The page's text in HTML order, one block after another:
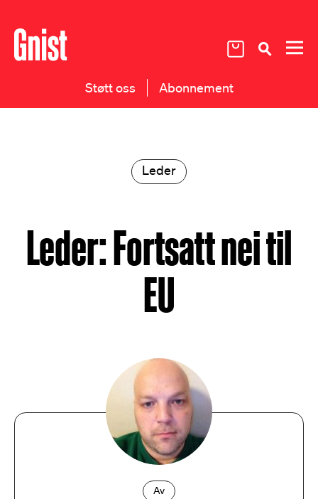
Støtt oss Abonnement
Leder
Leder: Fortsatt nei til
EU
Av